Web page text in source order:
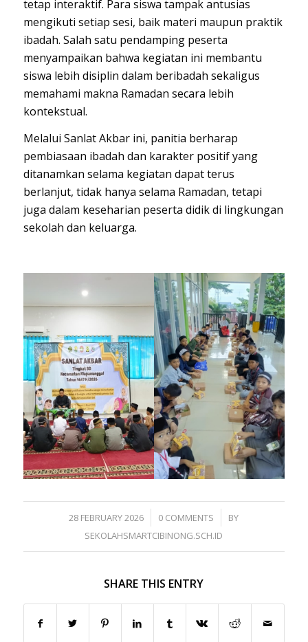
tetap interaktif. Para siswa tampak antusias
mengikuti setiap sesi, baik materi maupun praktik
ibadah. Salah satu pendamping peserta
menyampaikan bahwa kegiatan ini membantu
siswa lebih disiplin dalam beribadah sekaligus
memahami makna Ramadan secara lebih
kontekstual.
Melalui Sanlat Akbar ini, panitia berharap
pembiasaan ibadah dan karakter positif yang
ditanamkan selama kegiatan dapat terus
berlanjut, tidak hanya selama Ramadan, tetapi
juga dalam keseharian peserta didik di lingkungan
sekolah dan keluarga.
28 FEBRUARY 2026
/ 0 COMMENTS
/
BY
SEKOLAHSMARTCIBINONG.SCH.ID
SHARE THIS ENTRY